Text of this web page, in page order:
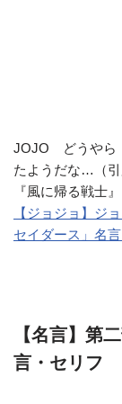
JOJO どうやら
たようだな…（引
『風に帰る戦士』
【ジョジョ】ジ
セイダース」名
【名言】第
言・セリフ